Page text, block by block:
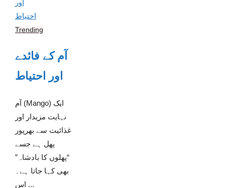
Trending
آم کے فائدے
اور احتیاط
آم (Mango) ایک
نہایت مزیدار اور
غذائیت سے بھرپور
پھل ہے جسے
“پھلوں کا بادشاہ”
بھی کہا جاتا ہے۔
اس ...